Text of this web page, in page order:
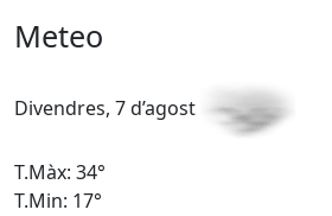
Meteo
Divendres, 7 d’agost
T.Màx: 34°
T.Min: 17°